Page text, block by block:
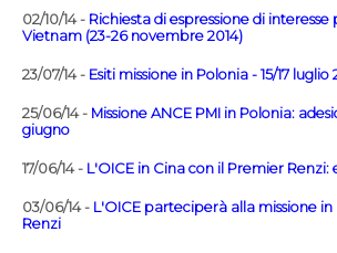
02/10/14 - Richiesta di espressione di interesse
Vietnam (23-26 novembre 2014)
23/07/14 - Esiti missione in Polonia - 15/17 luglio
25/06/14 - Missione ANCE PMI in Polonia:
giugno
17/06/14 - L'OICE in Cina con il Premier Renzi:
03/06/14 - L'OICE parteciperà alla missione
Renzi